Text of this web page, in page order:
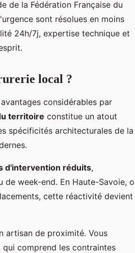
de la Fédération Française du
sont résolues en moins
24h/7j, expertise technique et
local ?
considérables par
territoire constitue un atout
spécificités architecturales de la
d'intervention réduits,
week-end. En Haute-Savoie,
cette réactivité devient
artisan de proximité. Vous
comprend les contraintes